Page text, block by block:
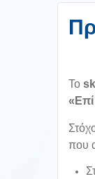
To
που